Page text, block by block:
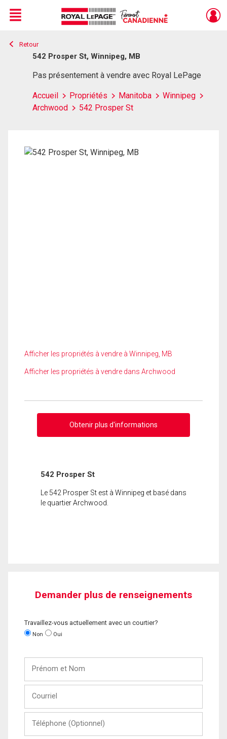
Live
En Direct
Menu
Retour
542 Prosper St, Winnipeg, MB
Pas présentement à vendre avec Royal LePage
Accueil Propriétés Manitoba
Winnipeg
Archwood
542 Prosper St
Afficher les propriétés à vendre à Winnipeg, MB
Afficher les propriétés à vendre dans Archwood
Obtenir plus d'informations
542 Prosper St
Le 542 Prosper St est à Winnipeg et basé dans
le quartier Archwood.
Demander plus de renseignements
Travaillez-vous actuellement avec un courtier?
Non Oui
Nom
(Optionnel)